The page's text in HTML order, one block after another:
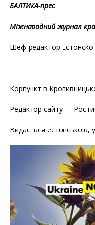
БАЛТИКА-прес
Міжнародний журнал
Шеф-редактор
Корпункт в
Редактор сайту —
Видається естонською,